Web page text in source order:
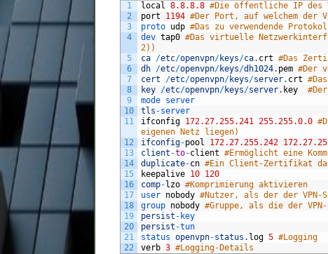
1
2
3
4
5
6
7
8
9
10
11
12
13
14
15
16
17
18
19
20
21
22
local 8.8.8.8 #Die öffentliche IP des
port
1194 #Der Port, auf welchem der
proto udp #Das zu verwendende
dev tap0 #Das virtuelle
2))
ca /etc/openvpn/keys/ca. crt
#Das
dh /etc/openvpn/keys/dh1024. pem #Der
cert
/etc/openvpn/keys/server. crt
key /etc/openvpn/keys/server. key
mode server
tls -server
ifconfig 172.27.255.241 255.255.0.0
eigenen Netz liegen)
ifconfig-pool 172.27.255.242
client -to-client
#Ermöglicht eine
duplicate-cn #Ein Client-Zertifikat
keepalive 10 120
comp- lzo #Komprimierung aktivieren
user nobody #Nutzer, als der der VPN-
group nobody #Gruppe, als die der
persist - key
persist -tun
status openvpn-status . log 5 #Logging
verb 3 #Logging-Details